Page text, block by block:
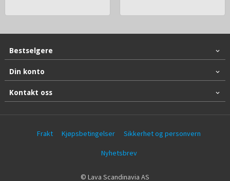
Bestselgere
Din konto
Kontakt oss
Frakt Kjøpsbetingelser Sikkerhet og personvern
Nyhetsbrev
© Lava Scandinavia AS